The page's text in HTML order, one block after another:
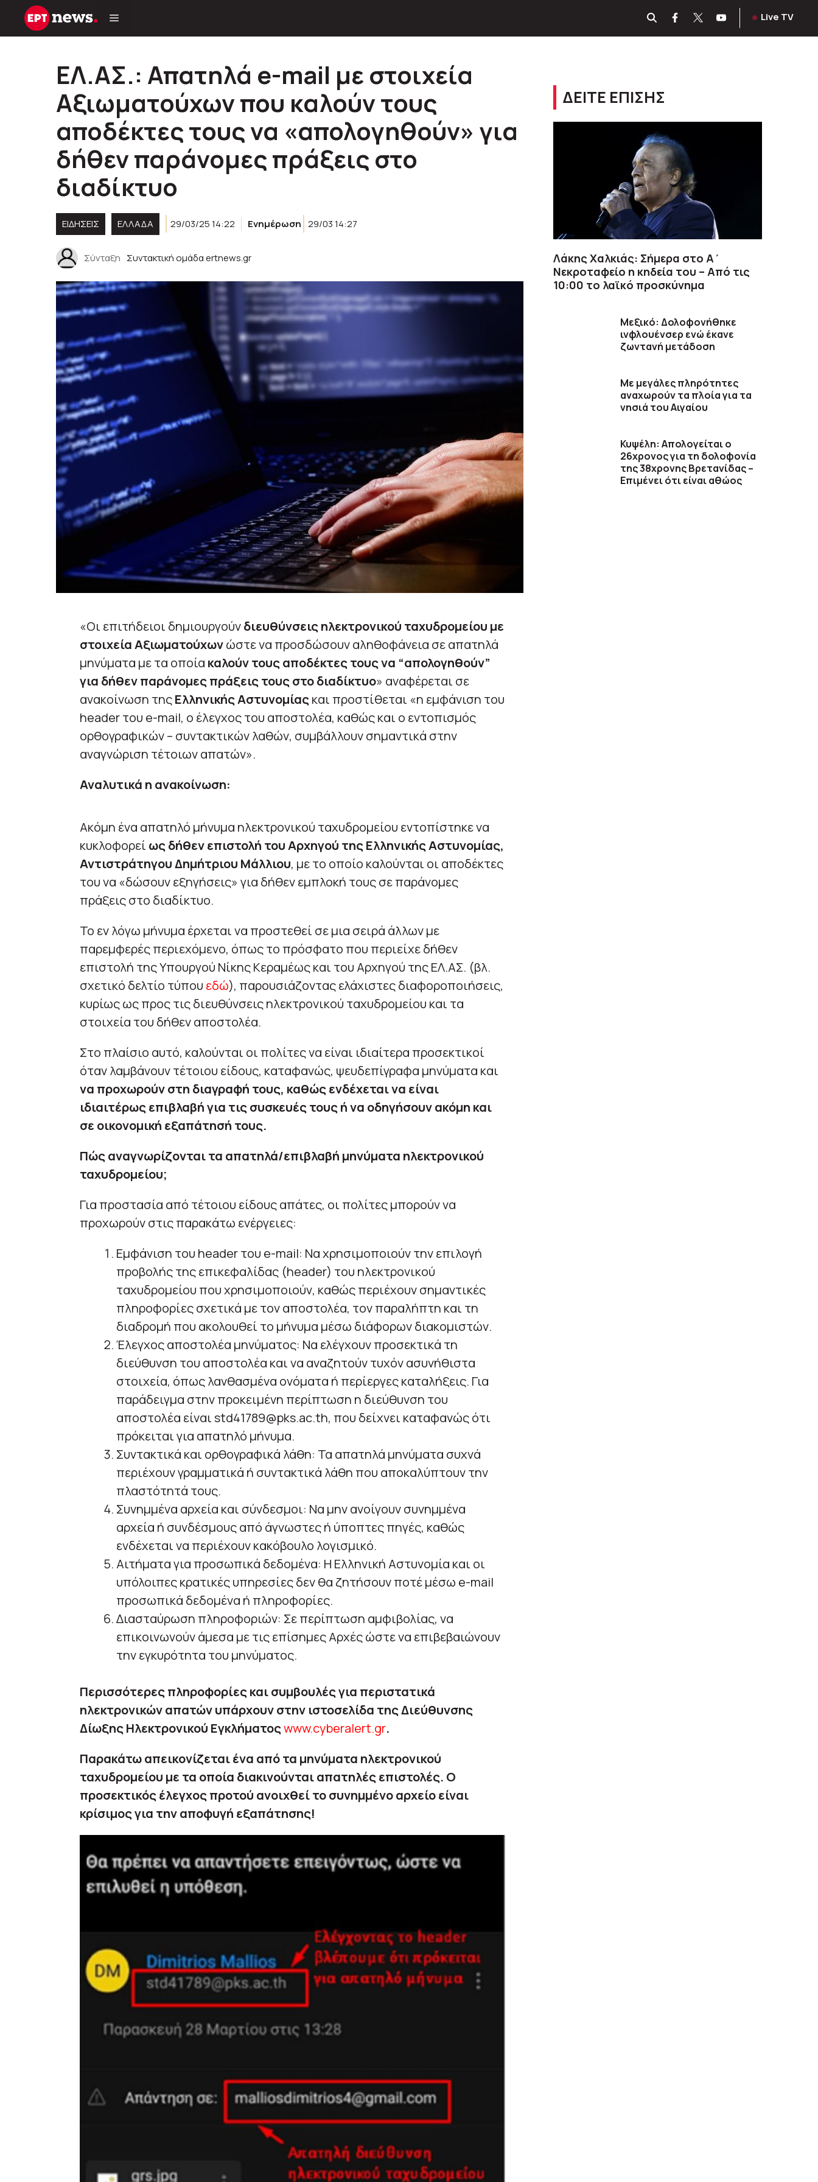
Μετάβαση
Live TV
ΕΛ.ΑΣ.: Απατηλά e-mail με στοιχεία
Αξιωματούχων που καλούν τους
αποδέκτες τους να «απολογηθούν» για
δήθεν παράνομες πράξεις στο
διαδίκτυο
ΕΙΔΗΣΕΙΣ ΕΛΛΑΔΑ 29/03/25 14:22 Ενημέρωση 29/03 14:27
Σύνταξη Συντακτική ομάδα ertnews.gr
«Οι επιτήδειοι δημιουργούνδιευθύνσεις ηλεκτρονικού ταχυδρομείου με
στοιχεία Αξιωματούχωνώστε να προσδώσουν αληθοφάνεια σε απατηλά
μηνύματα με τα οποία καλούν τους αποδέκτες τους να “απολογηθούν”
για δήθεν παράνομες πράξεις τους στο διαδίκτυο» αναφέρεται σε
ανακοίνωση τηςΕλληνικής Αστυνομίαςκαι προστίθεται «η εμφάνιση του
header του e-mail, ο έλεγχος του αποστολέα, καθώς και ο εντοπισμός
ορθογραφικών – συντακτικών λαθών, συμβάλλουν σημαντικά στην
αναγνώριση τέτοιων απατών».
Αναλυτικά η ανακοίνωση:
Ακόμη ένα απατηλό μήνυμα ηλεκτρονικού ταχυδρομείου εντοπίστηκε να
κυκλοφορεί ως δήθεν επιστολή του Αρχηγού της Ελληνικής Αστυνομίας,
Αντιστράτηγου Δημήτριου Μάλλιου, με το οποίο καλούνται οι αποδέκτες
του να «δώσουν εξηγήσεις» για δήθεν εμπλοκή τους σε παράνομες
πράξεις στο διαδίκτυο.
Το εν λόγω μήνυμα έρχεται να προστεθεί σε μια σειρά άλλων με
παρεμφερές περιεχόμενο, όπως το πρόσφατο που περιείχε δήθεν
επιστολή της Υπουργού Νίκης Κεραμέως και του Αρχηγού της ΕΛ.ΑΣ. (βλ.
σχετικό δελτίο τύπου εδώ), παρουσιάζοντας ελάχιστες διαφοροποιήσεις,
κυρίως ως προς τις διευθύνσεις ηλεκτρονικού ταχυδρομείου και τα
στοιχεία του δήθεν αποστολέα.
Στο πλαίσιο αυτό, καλούνται οι πολίτες να είναι ιδιαίτερα προσεκτικοί
όταν λαμβάνουν τέτοιου είδους, καταφανώς, ψευδεπίγραφα μηνύματα και
να προχωρούν στη διαγραφή τους, καθώς ενδέχεται να είναι
ιδιαιτέρως επιβλαβή για τις συσκευές τους ή να οδηγήσουν ακόμη και
σε οικονομική εξαπάτησή τους.
Πώς αναγνωρίζονται τα απατηλά/επιβλαβή μηνύματα ηλεκτρονικού
ταχυδρομείου;
Για προστασία από τέτοιου είδους απάτες, οι πολίτες μπορούν να
προχωρούν στις παρακάτω ενέργειες:
Εμφάνιση του header του e-mail: Να χρησιμοποιούν την επιλογή
προβολής της επικεφαλίδας (header) του ηλεκτρονικού
ταχυδρομείου που χρησιμοποιούν, καθώς περιέχουν σημαντικές
πληροφορίες σχετικά με τον αποστολέα, τον παραλήπτη και τη
διαδρομή που ακολουθεί το μήνυμα μέσω διάφορων διακομιστών.
Έλεγχος αποστολέα μηνύματος: Να ελέγχουν προσεκτικά τη
διεύθυνση του αποστολέα και να αναζητούν τυχόν ασυνήθιστα
στοιχεία, όπως λανθασμένα ονόματα ή περίεργες καταλήξεις. Για
παράδειγμα στην προκειμένη περίπτωση η διεύθυνση του
αποστολέα είναι std41789@pks.ac.th, που δείχνει καταφανώς ότι
πρόκειται για απατηλό μήνυμα.
Συντακτικά και ορθογραφικά λάθη: Τα απατηλά μηνύματα συχνά
περιέχουν γραμματικά ή συντακτικά λάθη που αποκαλύπτουν την
πλαστότητά τους.
Συνημμένα αρχεία και σύνδεσμοι: Να μην ανοίγουν συνημμένα
αρχεία ή συνδέσμους από άγνωστες ή ύποπτες πηγές, καθώς
ενδέχεται να περιέχουν κακόβουλο λογισμικό.
Αιτήματα για προσωπικά δεδομένα: Η Ελληνική Αστυνομία και οι
υπόλοιπες κρατικές υπηρεσίες δεν θα ζητήσουν ποτέ μέσω e-mail
προσωπικά δεδομένα ή πληροφορίες.
Διασταύρωση πληροφοριών: Σε περίπτωση αμφιβολίας, να
επικοινωνούν άμεσα με τις επίσημες Αρχές ώστε να επιβεβαιώνουν
την εγκυρότητα του μηνύματος.
Περισσότερες πληροφορίες και συμβουλές για περιστατικά
ηλεκτρονικών απατών υπάρχουν στην ιστοσελίδα της Διεύθυνσης
Δίωξης Ηλεκτρονικού Εγκλήματοςwww.cyberalert.gr.
Παρακάτω απεικονίζεται ένα από τα μηνύματα ηλεκτρονικού
ταχυδρομείου με τα οποία διακινούνται απατηλές επιστολές. Ο
προσεκτικός έλεγχος προτού ανοιχθεί το συνημμένο αρχείο είναι
κρίσιμος για την αποφυγή εξαπάτησης!
ΔΕΙΤΕ ΕΠΙΣΗΣ
Λάκης Χαλκιάς: Σήμερα στο Α΄
Νεκροταφείο η κηδεία του – Από τις
10:00 το λαϊκό προσκύνημα
Μεξικό: Δολοφονήθηκε
ινφλουένσερ ενώ έκανε
ζωντανή μετάδοση
Με μεγάλες πληρότητες
αναχωρούν τα πλοία για τα
νησιά του Αιγαίου
Κυψέλη: Απολογείται ο
26χρονος για τη δολοφονία
της 38χρονης Βρετανίδας –
Επιμένει ότι είναι αθώος